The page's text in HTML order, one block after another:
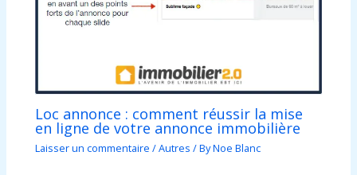
Loc annonce : comment réussir la mise
en ligne de votre annonce immobilière
Laisser un commentaire /Autres / ByNoe Blanc